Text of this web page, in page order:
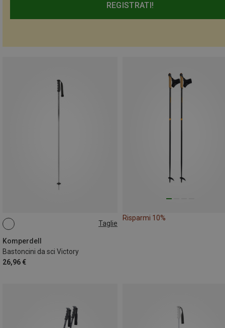
REGISTRATI!
Taglie
Komperdell
Bastoncini da sci Victory
26,96 €
135CM
Risparmi 10%